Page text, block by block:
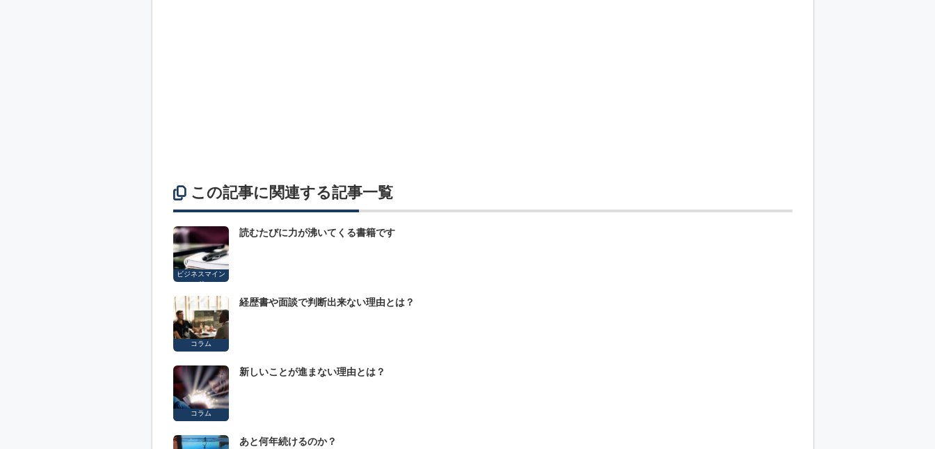
この記事に関連する記事一覧
ビジネスマイン
ド
読むたびに力が沸いてくる書籍です
コラム
経歴書や面談で判断出来ない理由とは？
コラム
新しいことが進まない理由とは？
あと何年続けるのか？